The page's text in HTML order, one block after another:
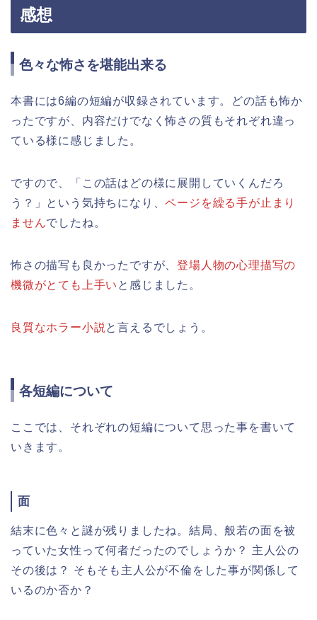
感想
色々な怖さを堪能出来る
本書には6編の短編が収録されています。どの話も怖か
ったですが、内容だけでなく怖さの質もそれぞれ違っ
ている様に感じました。
ですので、「この話はどの様に展開していくんだろ
う？」という気持ちになり、ページを繰る手が止まり
ませんでしたね。
怖さの描写も良かったですが、登場人物の心理描写の
機微がとても上手い と感じました。
良質なホラー小説 と言えるでしょう。
各短編について
ここでは、それぞれの短編について思った事を書いて
いきます。
面
結末に色々と謎が残りましたね。結局、般若の面を被
っていた女性って何者だったのでしょうか？ 主人公の
その後は？ そもそも主人公が不倫をした事が関係して
いるのか否か？